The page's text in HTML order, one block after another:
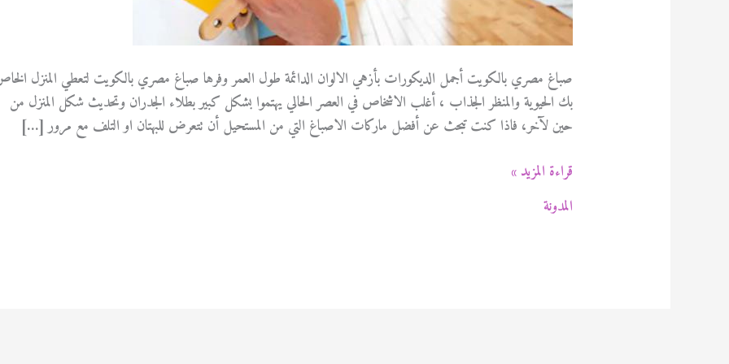
صباغ مصري بالكويت أجمل الديكورات بأزهي الالوان الدائمة طول العمر وفرها صباغ مصري بالكويت لتعطي المنزل
بك الحيوية والمنظر الجذاب ، أغلب الاشخاص في العصر الحالي يهتموا بشكل كبير بطلاء الجدران وتحديث شكل المنزل من
حين لآخر، فاذا كنت تبحث عن أفضل ماركات الاصباغ التي من المستحيل أن تتعرض للبهتان او التلف مع مرور […]
صباغ
مصري
بالكويت
قراءة المزيد »
المدونة